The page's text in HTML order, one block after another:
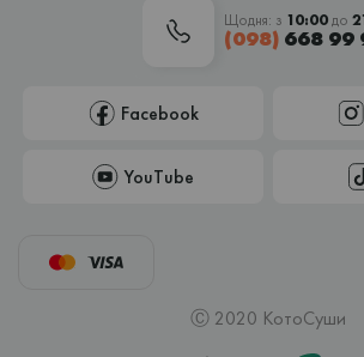
Щодня: з 10:00до
(098) 668 99
Facebook
YouTube
Ⓒ 2020 КотоСуши